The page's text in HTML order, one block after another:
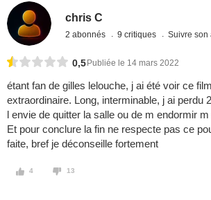
chris C
2 abonnés 9 critiques Suivre son
0,5 Publiée le 14 mars 2022
étant fan de gilles lelouche, j ai été voir ce
extraordinaire. Long, interminable, j ai perdu
l envie de quitter la salle ou de m endormir
Et pour conclure la fin ne respecte pas ce
faite, bref je déconseille fortement
4 13